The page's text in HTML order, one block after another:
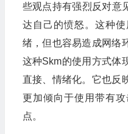
些观点持有强烈反对意
达自己的愤怒。这种
绪，但也容易造成网络
这种Skm的使用方式体
直接、情绪化。它也反
更加倾向于使用带有
点。